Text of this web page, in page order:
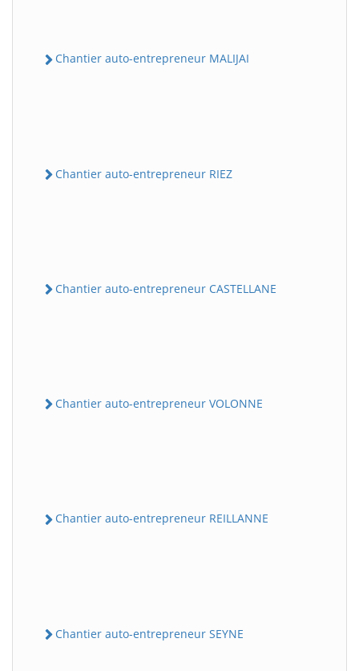
Chantier auto-entrepreneur MALIJAI
Chantier auto-entrepreneur RIEZ
Chantier auto-entrepreneur CASTELLANE
Chantier auto-entrepreneur VOLONNE
Chantier auto-entrepreneur REILLANNE
Chantier auto-entrepreneur SEYNE